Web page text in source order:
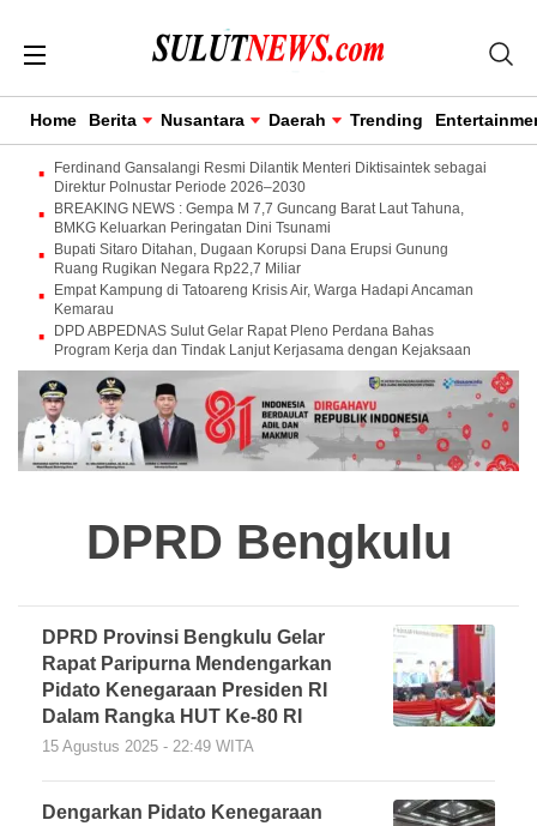
Home Berita Nusantara Daerah Trending
Ferdinand Gansalangi Resmi Dilantik Menteri Diktisaintek sebagai
Direktur Polnustar Periode 2026–2030
BREAKING NEWS : Gempa M 7,7 Guncang Barat Laut Tahuna,
BMKG Keluarkan Peringatan Dini Tsunami
Bupati Sitaro Ditahan, Dugaan Korupsi Dana Erupsi Gunung
Ruang Rugikan Negara Rp22,7 Miliar
Empat Kampung di Tatoareng Krisis Air, Warga Hadapi Ancaman
Kemarau
DPD ABPEDNAS Sulut Gelar Rapat Pleno Perdana Bahas
Program Kerja dan Tindak Lanjut Kerjasama dengan Kejaksaan
DPRD Bengkulu
DPRD Provinsi Bengkulu Gelar
Rapat Paripurna Mendengarkan
Pidato Kenegaraan Presiden RI
Dalam Rangka HUT Ke-80 RI
15 Agustus 2025 - 22:49 WITA
Dengarkan Pidato Kenegaraan